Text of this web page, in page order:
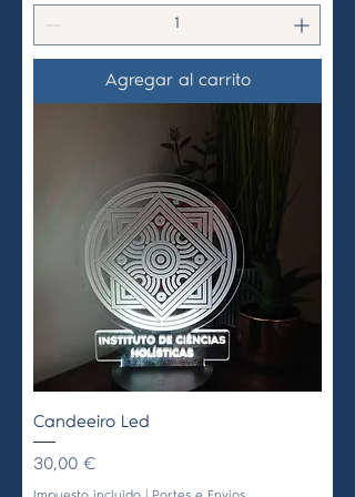
Agregar al carrito
Candeeiro Led
Precio
30,00 €